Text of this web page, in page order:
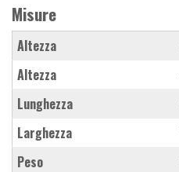
Misure
Altezza
Altezza
Lunghezza
Larghezza
Peso